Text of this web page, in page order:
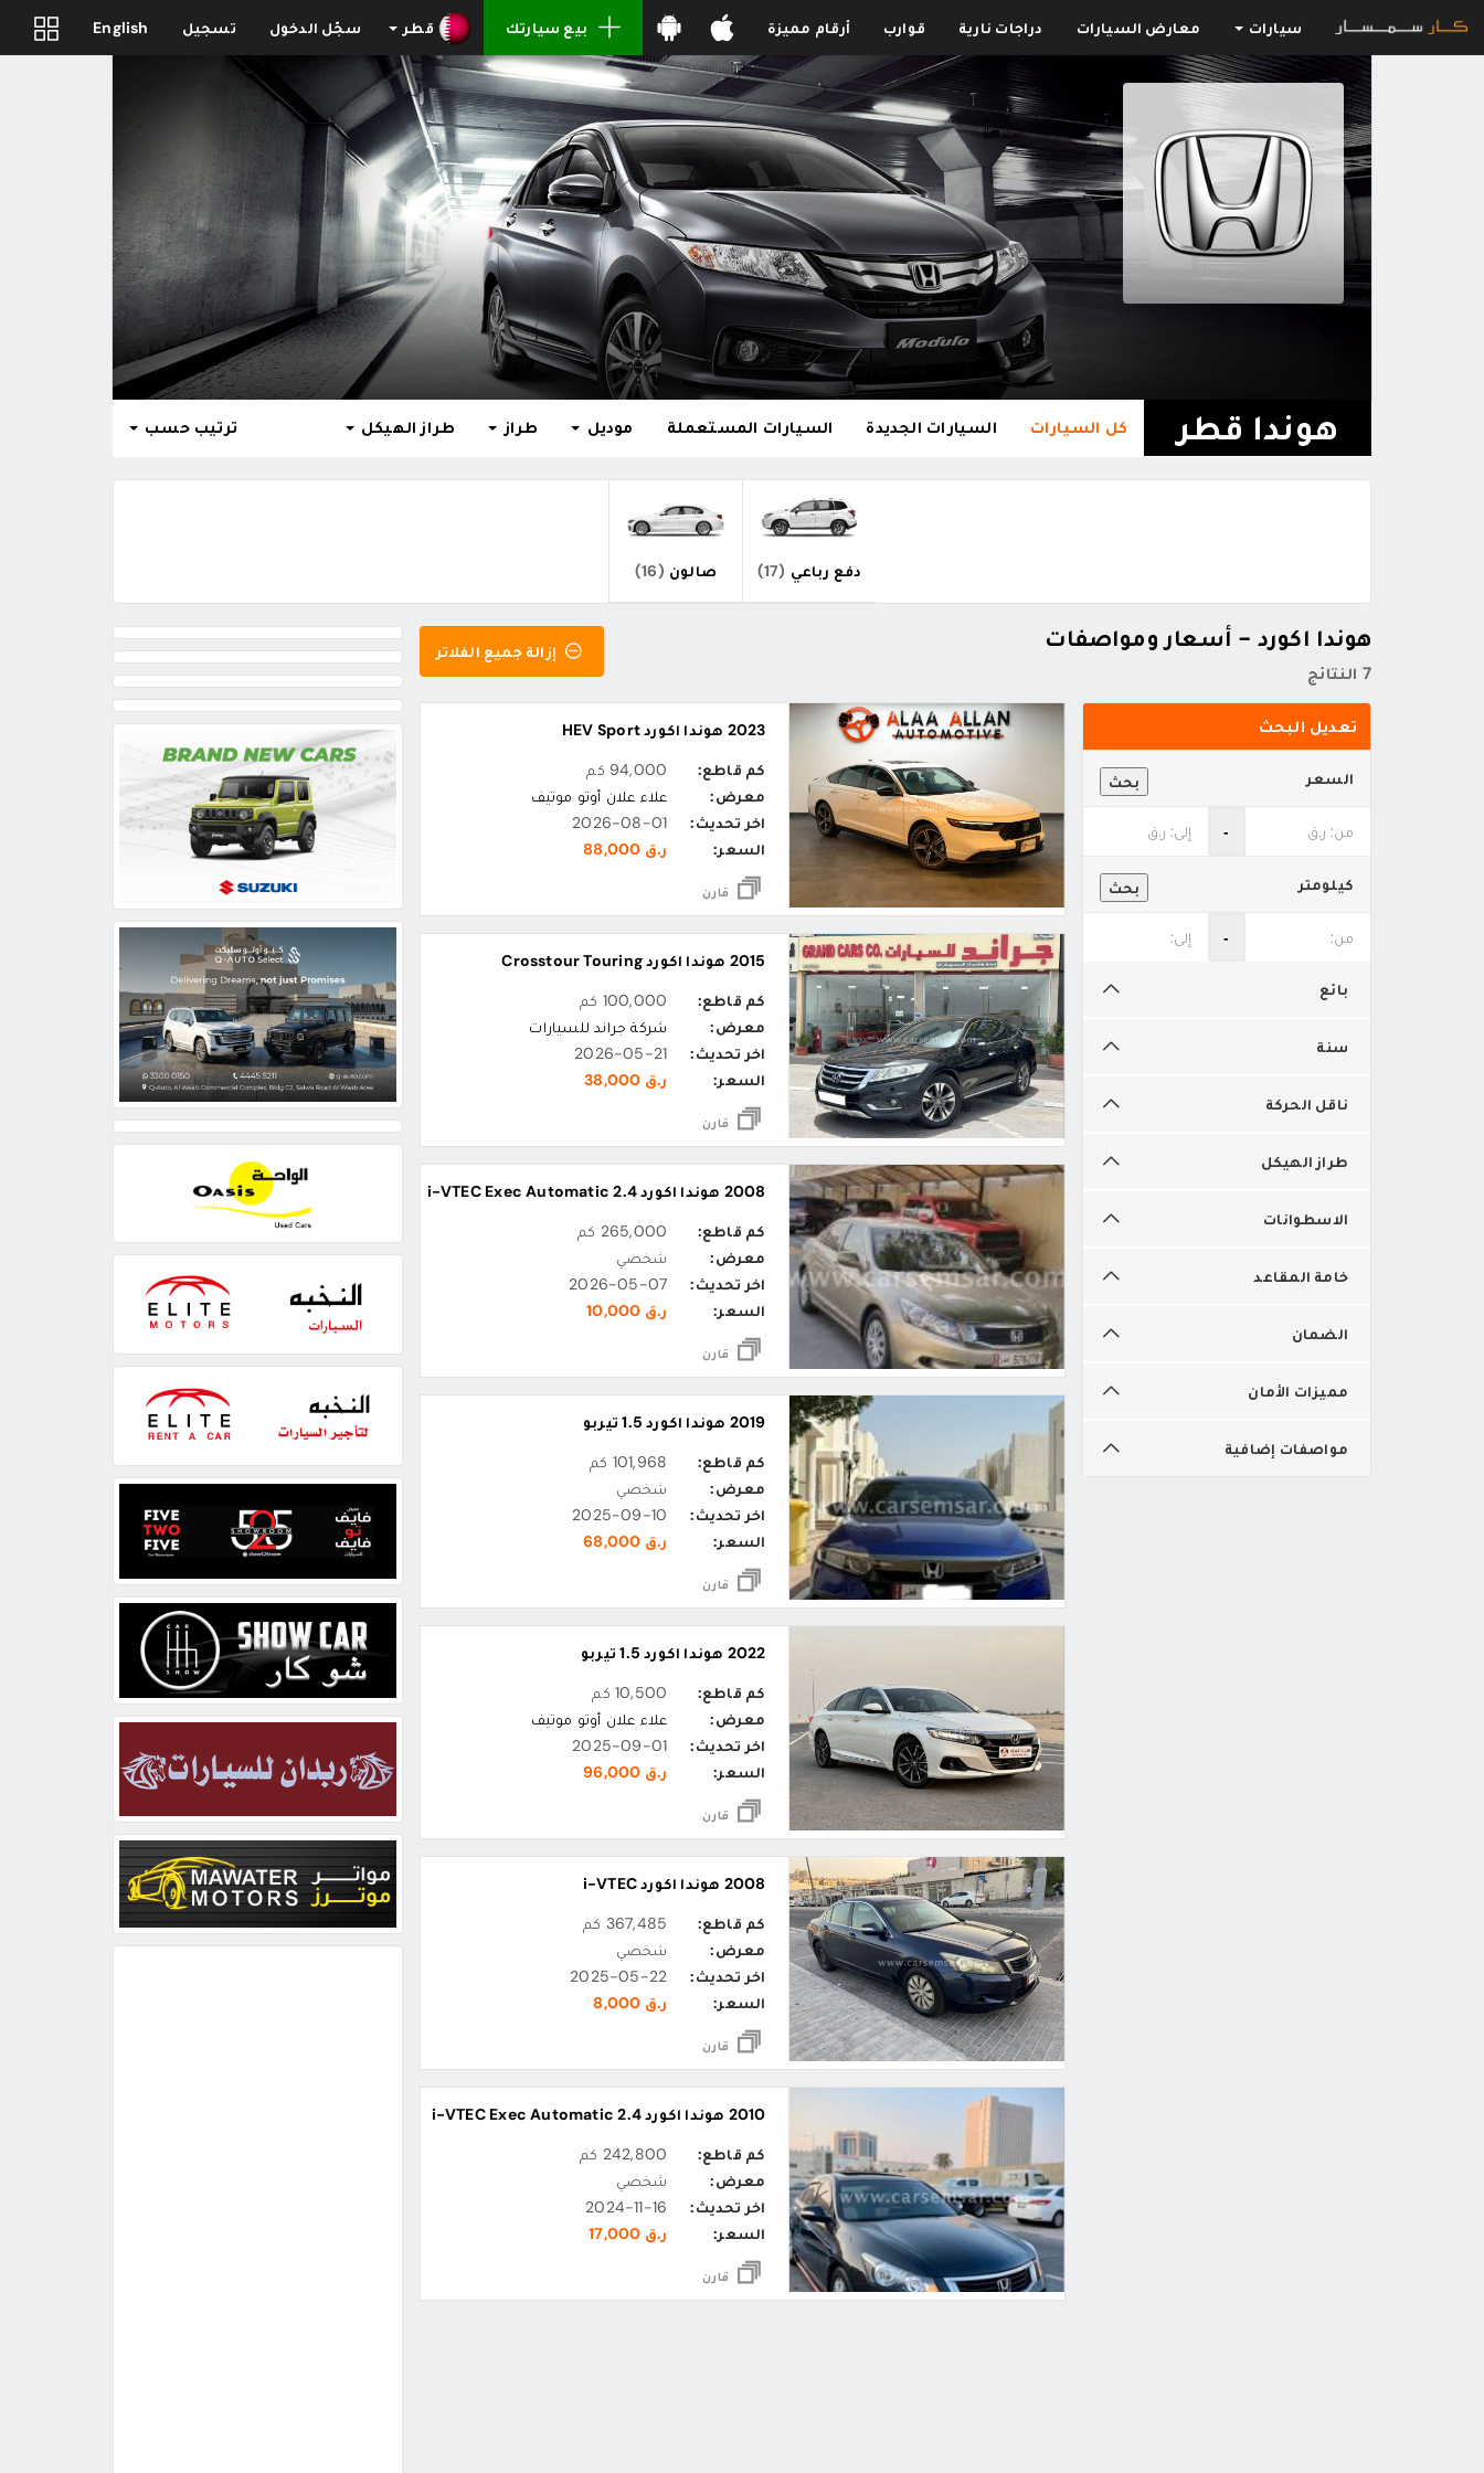
سيارات معارض السيارات دراجات نارية قوارب أرقام مميزة بيع سيارتك قطر سجّل الدخول تسجيل English
هوندا قطر كل السيارات السيارات الجديدة السيارات المستعملة موديل طراز طراز الهيكل ترتيب حسب
دفع رباعي (17) صالون (16)
هوندا اكورد - أسعار ومواصفات
7 النتائج
إزالة جميع الفلاتر
تعديل البحث
بحث السعر
‐
بحث كيلومتر
‐
بائع
سنة
ناقل الحركة
طراز الهيكل
الاسطوانات
خامة المقاعد
الضمان
مميزات الأمان
مواصفات إضافية
2023 هوندا اكورد HEV Sport
كم قاطع:
94,000 كم
معرض:
علاء علان أوتو موتيف
اخر تحديث:
2026-08-01
السعر:
ر.ق 88,000
قارن
2015 هوندا اكورد Crosstour Touring
كم قاطع:
100,000 كم
معرض:
شركة جراند للسيارات
اخر تحديث:
2026-05-21
السعر:
ر.ق 38,000
قارن
2008 هوندا اكورد 2.4 i-VTEC Exec Automatic
كم قاطع:
265,000 كم
معرض:
شخصي
اخر تحديث:
2026-05-07
السعر:
ر.ق 10,000
قارن
2019 هوندا اكورد 1.5 تيربو
كم قاطع:
101,968 كم
معرض:
شخصي
اخر تحديث:
2025-09-10
السعر:
ر.ق 68,000
قارن
2022 هوندا اكورد 1.5 تيربو
كم قاطع:
10,500 كم
معرض:
علاء علان أوتو موتيف
اخر تحديث:
2025-09-01
السعر:
ر.ق 96,000
قارن
2008 هوندا اكورد i-VTEC
كم قاطع:
367,485 كم
معرض:
شخصي
اخر تحديث:
2025-05-22
السعر:
ر.ق 8,000
قارن
2010 هوندا اكورد 2.4 i-VTEC Exec Automatic
كم قاطع:
242,800 كم
معرض:
شخصي
اخر تحديث:
2024-11-16
السعر:
ر.ق 17,000
قارن